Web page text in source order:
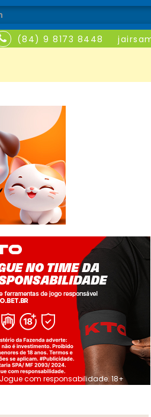
(84) 9 8173 8448
Jogue com responsabilidade. 18+